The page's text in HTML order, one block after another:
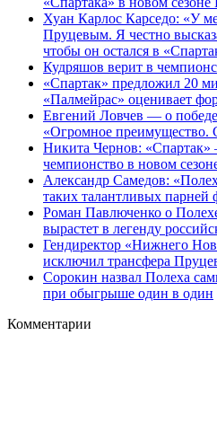
Хуан Карлос Карседо: «У
Пруцевым. Я честно
чтобы он остался в
Кудряшов верит в
«Спартак» предложил 20
«Палмейрас» оценивает
Евгений Ловчев — о
«Огромное преимущество.
Никита Чернов:
чемпионство в новом
Александр Самедов:
таких талантливых парней
Роман Павлюченко о
вырастет в легенду
Гендиректор «Нижнего
исключил трансфера
Сорокин назвал Полеха
при обыгрыше один в один
Комментарии